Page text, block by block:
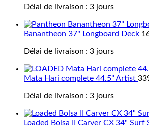
Délai de livraison : 3 jours
Banantheon 37" Longboard Deck
Délai de livraison : 3 jours
Mata Hari complete 44.5" Artist
Délai de livraison : 3 jours
Loaded Bolsa II Carver CX 34" Surf